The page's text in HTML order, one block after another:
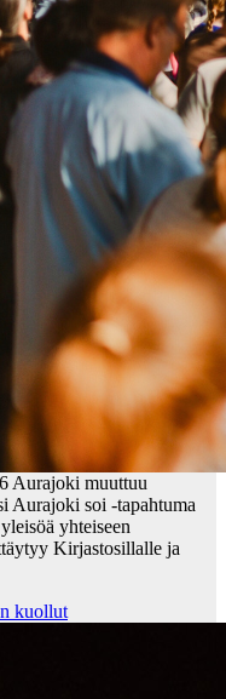
Aurajoki muuttuu
Aurajoki soi -tapahtuma
yhteiseen
Kirjastosillalle ja
kuollut